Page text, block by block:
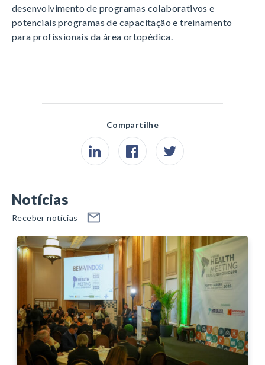
desenvolvimento de programas colaborativos e
potenciais programas de capacitação e treinamento
para profissionais da área ortopédica.
Compartilhe
Notícias
Receber notícias